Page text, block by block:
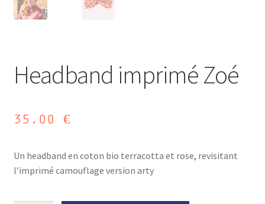
Headband imprimé Zoé
35,00 €
Un headband en coton bio terracotta et rose, revisitant
l’imprimé camouflage version arty